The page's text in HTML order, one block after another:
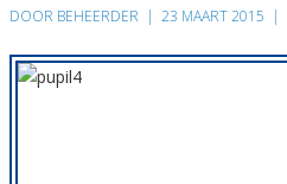
DOOR BEHEERDER | 23 MAART 2015 |